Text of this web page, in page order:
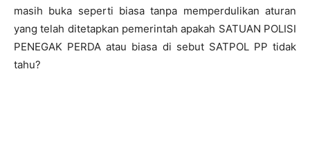
masih buka seperti biasa tanpa memperdulikan aturan
yang telah ditetapkan pemerintah apakah SATUAN POLISI
PENEGAK PERDA atau biasa di sebut SATPOL PP tidak
tahu?